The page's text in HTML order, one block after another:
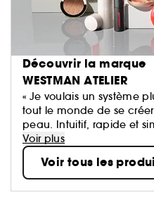
Découvrir la marque
WESTMAN ATELIER
« Je voulais un système
tout le monde de se
peau. Intuitif, rapide et
maquilleuse éditoriale
de beauté propre
pigments hautes
cutané nourrissants et les
à un œil extraordinaire
Voir plus
Voir tous les